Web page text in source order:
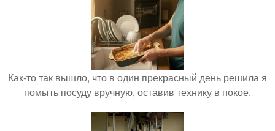
Как-то так вышло, что в один прекрасный день решила я
помыть посуду вручную, оставив технику в покое.